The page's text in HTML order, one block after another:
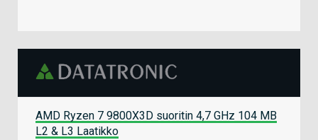
AMD Ryzen 7 9800X3D suoritin 4,7 GHz 104 MB
L2 & L3 Laatikko